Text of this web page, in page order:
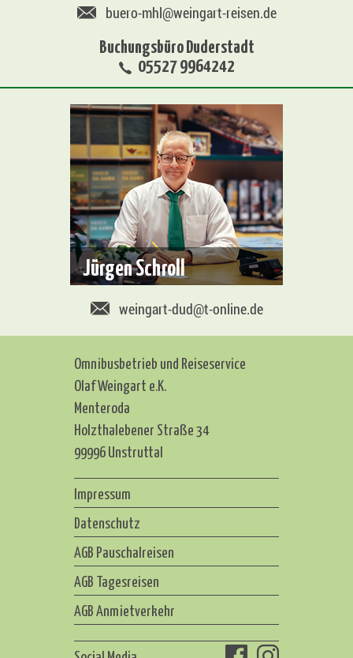
buero-mhl@weingart-reisen.de
Buchungsbüro Duderstadt
05527 9964242
Jürgen Schroll
weingart-dud@t-online.de
Omnibusbetrieb und Reiseservice
Olaf Weingart e.K.
Menteroda
Holzthalebener Straße 34
99996 Unstruttal
Impressum
Datenschutz
AGB Pauschalreisen
AGB Tagesreisen
AGB Anmietverkehr